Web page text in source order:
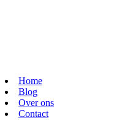
Home
Blog
Over ons
Contact